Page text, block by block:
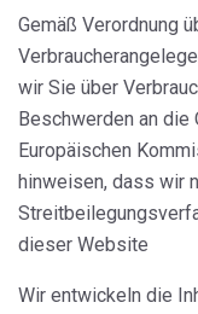
Gemäß Verordnung
wir Sie über
Beschwerden an
Europäischen
hinweisen, dass wir
dieser Website
Wir entwickeln die